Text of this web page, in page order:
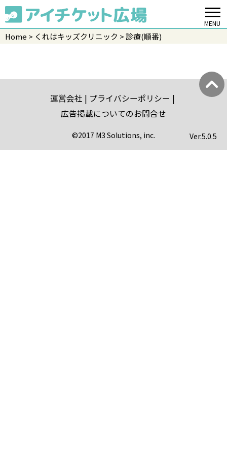
MENU
Home くれはキッズクリニック 診療(順番)
運営会社
プライバシーポリシー
広告掲載についてのお問合せ
©2017 M3 Solutions, inc. Ver.5.0.5